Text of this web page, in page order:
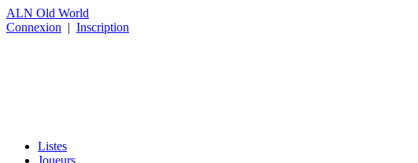
ALN Old World
Connexion | Inscription
Listes
Joueurs